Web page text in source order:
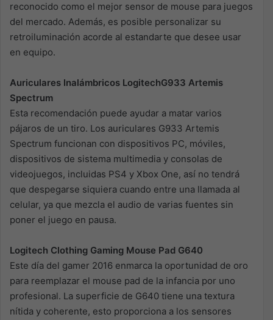
reconocido como el mejor sensor de mouse para juegos
del mercado. Además, es posible personalizar su
retroiluminación acorde al estandarte que desee usar
en equipo.
Auriculares Inalámbricos LogitechG933 Artemis
Spectrum
Esta recomendación puede ayudar a matar varios
pájaros de un tiro. Los auriculares G933 Artemis
Spectrum funcionan con dispositivos PC, móviles,
dispositivos de sistema multimedia y consolas de
videojuegos, incluidas PS4 y Xbox One, así no tendrá
que despegarse siquiera cuando entre una llamada al
celular, ya que mezcla el audio de varias fuentes sin
poner el juego en pausa.
Logitech Clothing Gaming Mouse Pad G640
Este día del gamer 2016 enmarca la oportunidad de oro
para reemplazar el mouse pad de la infancia por uno
profesional. La superficie de G640 tiene una textura
nítida y coherente, esto proporciona a los sensores